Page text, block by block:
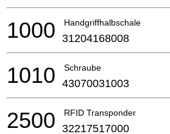
Handgriffhalbschale
1000 31204168008
Schraube
1010 43070031003
RFID Transponder
2500 32217517000